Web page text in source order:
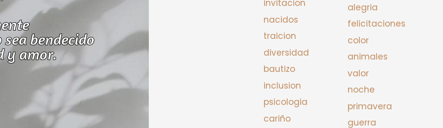
invitacion
nacidos
traicion
diversidad
bautizo
inclusion
psicologia
cariño
alegria
felicitaciones
color
animales
valor
noche
primavera
guerra